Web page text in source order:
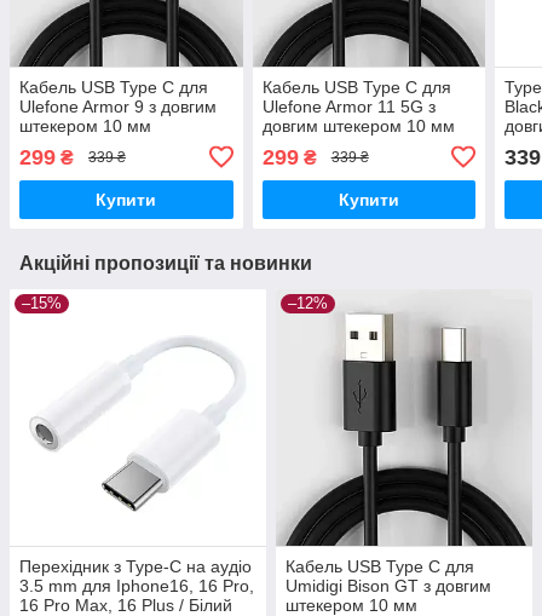
Кабель USB Type C для
Ulefone Armor 9 з довгим
штекером 10 мм
299 ₴ 339 ₴
Купити
Кабель USB Type C для
Ulefone Armor 11 5G з
довгим штекером 10 мм
299₴ 339 ₴
Купити
339
Акційні пропозиції та новинки
–15%
Перехідник з Type-C на аудіо
3.5 mm для Iphone16, 16 Pro,
16 Pro Max, 16 Plus / Білий
–12%
Кабель USB Type C для
Umidigi Bison GT з довгим
штекером 10 мм